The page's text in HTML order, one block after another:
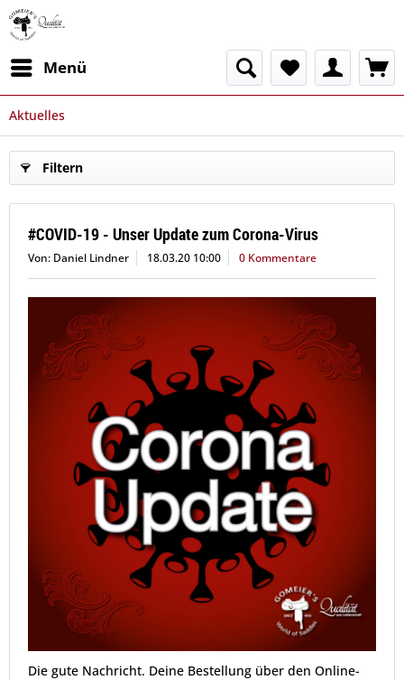
Menü
Aktuelles
Filtern
#COVID-19 - Unser Update zum Corona-Virus
Von: Daniel Lindner 18.03.20 10:00 0 Kommentare
Die gute Nachricht. Deine Bestellung über den Online-